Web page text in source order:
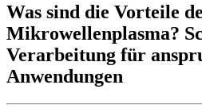
Was sind die Vorteile
Mikrowellenplasma?
Verarbeitung für
Anwendungen